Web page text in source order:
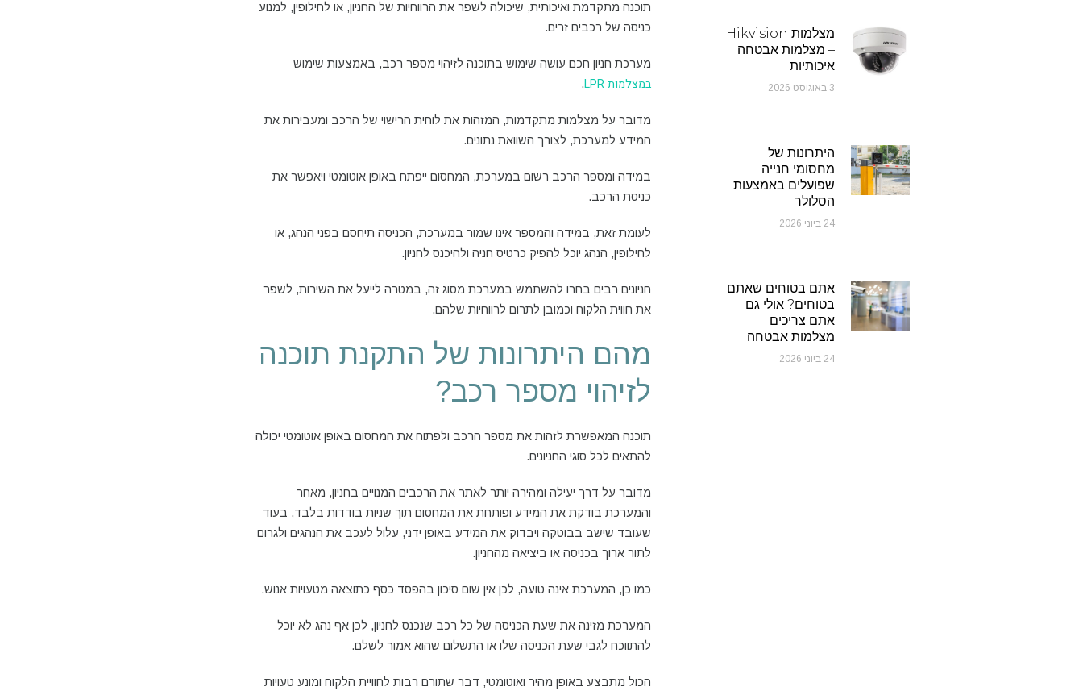
מצלמות Hikvision
– מצלמות אבטחה
איכותיות
3 באוגוסט 2026
היתרונות של
מחסומי חנייה
שפועלים באמצעות
הסלולר
24 ביוני 2026
אתם בטוחים שאתם
בטוחים? אולי גם
אתם צריכים
מצלמות אבטחה
24 ביוני 2026
תוכנה מתקדמת ואיכותית, שיכולה לשפר את הרווחיות של החניון, או לחילופין, למנוע
כניסה של רכבים זרים.
מערכת חניון חכם עושה שימוש בתוכנה לזיהוי מספר רכב, באמצעות שימוש
במצלמות LPR .
מדובר על מצלמות מתקדמות, המזהות את לוחית הרישוי של הרכב ומעבירות את
המידע למערכת, לצורך השוואת נתונים.
במידה ומספר הרכב רשום במערכת, המחסום ייפתח באופן אוטומטי ויאפשר את
כניסת הרכב.
לעומת זאת, במידה והמספר אינו שמור במערכת, הכניסה תיחסם בפני הנהג, או
לחילופין, הנהג יוכל להפיק כרטיס חניה ולהיכנס לחניון.
חניונים רבים בחרו להשתמש במערכת מסוג זה, במטרה לייעל את השירות, לשפר
את חווית הלקוח וכמובן לתרום לרווחיות שלהם.
מהם היתרונות של התקנת תוכנה
לזיהוי מספר רכב?
תוכנה המאפשרת לזהות את מספר הרכב ולפתוח את המחסום באופן אוטומטי יכולה
להתאים לכל סוגי החניונים.
מדובר על דרך יעילה ומהירה יותר לאתר את הרכבים המנויים בחניון, מאחר
והמערכת בודקת את המידע ופותחת את המחסום תוך שניות בודדות בלבד, בעוד
שעובד שישב בבוטקה ויבדוק את המידע באופן ידני, עלול לעכב את הנהגים ולגרום
לתור ארוך בכניסה או ביציאה מהחניון.
כמו כן, המערכת אינה טועה, לכן אין שום סיכון בהפסד כסף כתוצאה מטעויות אנוש.
המערכת מזינה את שעת הכניסה של כל רכב שנכנס לחניון, לכן אף נהג לא יוכל
להתווכח לגבי שעת הכניסה שלו או התשלום שהוא אמור לשלם.
הכול מתבצע באופן מהיר ואוטומטי, דבר שתורם רבות לחוויית הלקוח ומונע טעויות